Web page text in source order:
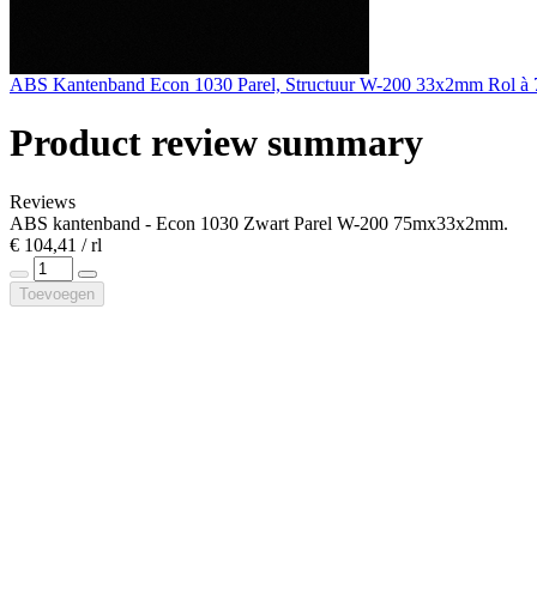
ABS Kantenband Econ 1030 Parel, Structuur W-200 33x2mm Rol à
Product review summary
Reviews
ABS kantenband - Econ 1030 Zwart Parel W-200 75mx33x2mm.
€ 104,41 / rl
Toevoegen